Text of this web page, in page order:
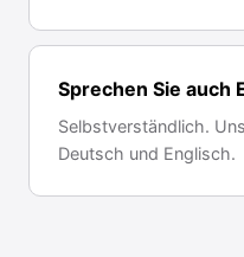
Sprechen Sie auch
Selbstverständlich.
Deutsch und Englisch.